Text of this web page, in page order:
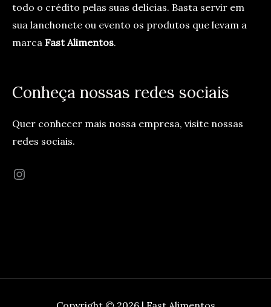
todo o crédito pelas suas delícias. Basta servir em
sua lanchonete ou evento os produtos que levam a
marca Fast Alimentos.
Conheça nossas redes sociais
Quer conhecer mais nossa empresa, visite nossas
redes sociais.